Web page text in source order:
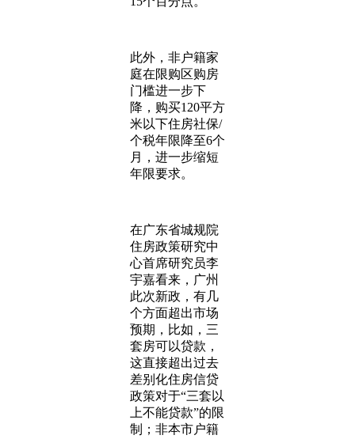
此外，非户籍家
庭在限购区购房
门槛进一步下
降，购买120平方
米以下住房社保/
个税年限降至6个
月，进一步缩短
年限要求。
在广东省城规院
住房政策研究中
心首席研究员李
宇嘉看来，广州
此次新政，有几
个方面超出市场
预期，比如，三
套房可以贷款，
这直接超出过去
差别化住房信贷
政策对于“三套以
上不能贷款”的限
制；非本市户籍